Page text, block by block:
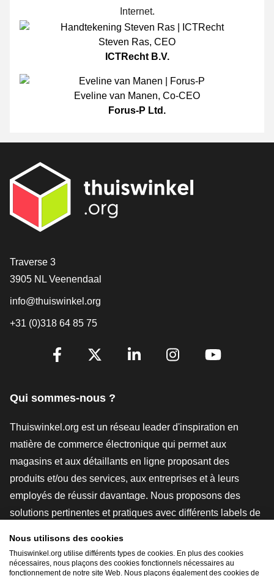
Internet.
Steven Ras, CEO
ICTRecht B.V.
Eveline van Manen, Co-CEO
Forus-P Ltd.
[_General:Contact]
Traverse 3
3905 NL Veenendaal
info@thuiswinkel.org
+31 (0)318 64 85 75
[_General:SocialMediaTitle]
Qui sommes-nous ?
Thuiswinkel.org est un réseau leader d'inspiration en
matière de commerce électronique qui permet aux
magasins et aux détaillants en ligne proposant des
produits et/ou des services, aux entreprises et à leurs
employés de réussir davantage. Nous proposons des
solutions pertinentes et pratiques avec différents labels de
conseils juridiques, des actions de sensibilisation, des
études de marché, et nous disposons de notre propre
Nous utilisons des cookies
Thuiswinkel.org utilise différents types de cookies. En plus des cookies
nécessaires, nous plaçons des cookies fonctionnels nécessaires au
fonctionnement de notre site Web. Nous plaçons également des cookies de